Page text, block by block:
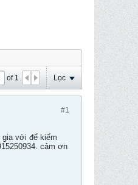
of 1 Lọc
#1
gia với để kiếm
cảm ơn